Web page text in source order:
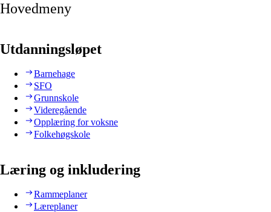
Hovedmeny
Utdanningsløpet
Barnehage
SFO
Grunnskole
Videregående
Opplæring for voksne
Folkehøgskole
Læring og inkludering
Rammeplaner
Læreplaner